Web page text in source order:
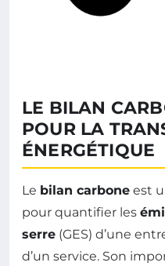
LE BILAN
POUR LA
ÉNERGÉTIQUE
Le bilan carbone est
pour quantifier les
serre (GES) d’une
d’un service. Son